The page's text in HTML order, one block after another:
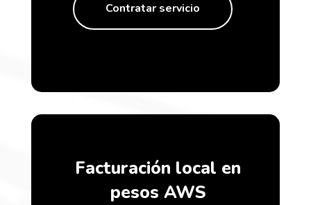
Contratar servicio
Facturación local en
pesos AWS